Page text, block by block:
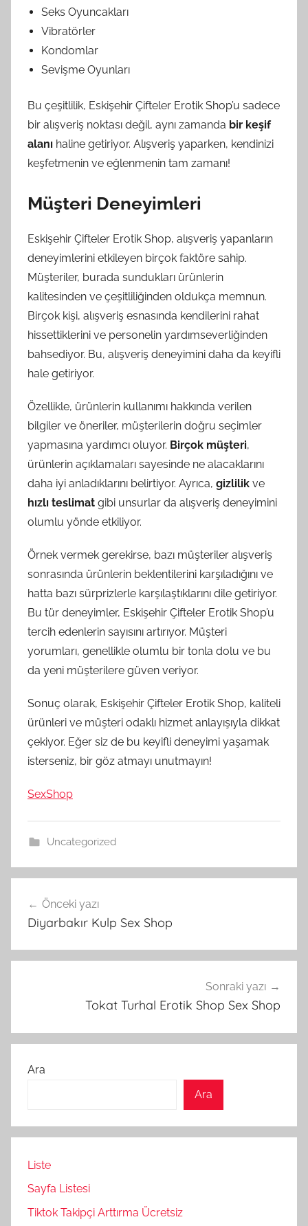
Seks Oyuncakları
Vibratörler
Kondomlar
Sevişme Oyunları
Bu çeşitlilik, Eskişehir Çifteler Erotik Shop’u sadece
bir alışveriş noktası değil, aynı zamanda bir keşif
alanı haline getiriyor. Alışveriş yaparken, kendinizi
keşfetmenin ve eğlenmenin tam zamanı!
Müşteri Deneyimleri
Eskişehir Çifteler Erotik Shop, alışveriş yapanların
deneyimlerini etkileyen birçok faktöre sahip.
Müşteriler, burada sundukları ürünlerin
kalitesinden ve çeşitliliğinden oldukça memnun.
Birçok kişi, alışveriş esnasında kendilerini rahat
hissettiklerini ve personelin yardımseverliğinden
bahsediyor. Bu, alışveriş deneyimini daha da keyifli
hale getiriyor.
Özellikle, ürünlerin kullanımı hakkında verilen
bilgiler ve öneriler, müşterilerin doğru seçimler
yapmasına yardımcı oluyor. Birçok müşteri,
ürünlerin açıklamaları sayesinde ne alacaklarını
daha iyi anladıklarını belirtiyor. Ayrıca, gizlilik ve
hızlı teslimat gibi unsurlar da alışveriş deneyimini
olumlu yönde etkiliyor.
Örnek vermek gerekirse, bazı müşteriler alışveriş
sonrasında ürünlerin beklentilerini karşıladığını ve
hatta bazı sürprizlerle karşılaştıklarını dile getiriyor.
Bu tür deneyimler, Eskişehir Çifteler Erotik Shop’u
tercih edenlerin sayısını artırıyor. Müşteri
yorumları, genellikle olumlu bir tonla dolu ve bu
da yeni müşterilere güven veriyor.
Sonuç olarak, Eskişehir Çifteler Erotik Shop, kaliteli
ürünleri ve müşteri odaklı hizmet anlayışıyla dikkat
çekiyor. Eğer siz de bu keyifli deneyimi yaşamak
isterseniz, bir göz atmayı unutmayın!
SexShop
Uncategorized
gezinmesi
Önceki yazı
Diyarbakır Kulp Sex Shop
Sonraki yazı
Tokat Turhal Erotik Shop Sex Shop
Ara
Ara
Liste
Sayfa Listesi
Tiktok Takipçi Arttırma Ücretsiz